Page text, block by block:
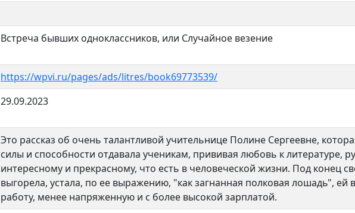
Встреча бывших одноклассников, или Случайное везение
https://wpvi.ru/pages/ads/litres/book69773539/
29.09.2023
Это рассказ об очень талантливой учительнице Полине Сергеевне,
силы и способности отдавала ученикам, прививая любовь к литературе,
интересному и прекрасному, что есть в человеческой жизни. Под конец
выгорела, устала, по ее выражению, "как загнанная полковая лошадь", ей
работу, менее напряженную и с более высокой зарплатой.